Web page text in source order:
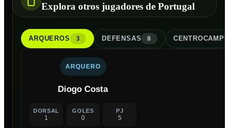
Explora otros jugadores de Portugal
ARQUEROS 3 DEFENSAS 8
ARQUERO
Diogo Costa
DORSAL
1
GOLES
0
PJ
5